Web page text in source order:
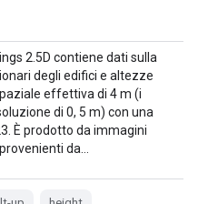
2.5D contiene dati sulla
degli edifici e altezze
effettiva di 4 m (i
di 0, 5 m) con una
È prodotto da immagini
da…